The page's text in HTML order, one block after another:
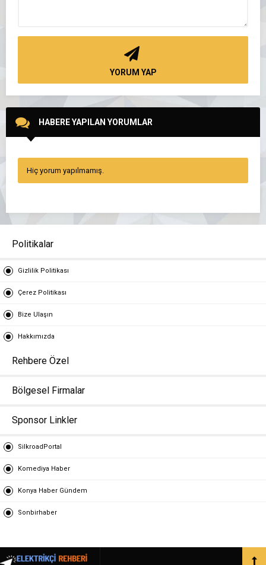
YORUM YAP
HABERE YAPILAN YORUMLAR
Hiç yorum yapılmamış.
Politikalar
Gizlilik Politikası
Çerez Politikası
Bize Ulaşın
Hakkımızda
Rehbere Özel
Bölgesel Firmalar
Sponsor Linkler
SilkroadPortal
Komediya Haber
Konya Haber Gündem
Sonbirhaber